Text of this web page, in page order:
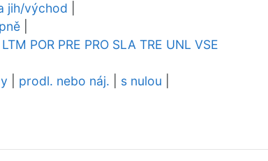
jih/východ
LTM POR PRE PRO SLA TRE UNL VSE
prodl. nebo náj. s nulou